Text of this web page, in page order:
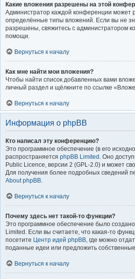
Какие вложения разрешены на этой
Администратор каждой конференции может
определённые типы вложений. Если вы не
разрешены, свяжитесь с администратором
помощи.
Вернуться к началу
Как мне найти мои вложения?
Чтобы найти список добавленных вами
личный раздел и щёлкните по ссылке
Вернуться к началу
Информация о phpBB
Кто написал эту конференцию?
Это программное обеспечение (в его
распространяется phpBB Limited . Оно
Public Licence, версии 2 (GPL-2.0) и может
Для получения более подробных сведений
About phpBB
Вернуться к началу
Почему здесь нет такой-то функции?
Это программное обеспечение было
Limited. Если вы считаете, что какая-то
посетите Центр идей phpBB , где можно
поданные идеи или предложить собственные.
Вернуться к началу